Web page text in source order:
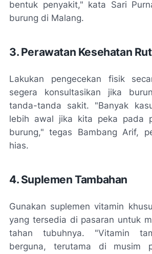
bentuk penyakit," kata Sari
burung di Malang.
3. Perawatan Kesehatan
Lakukan pengecekan fisik
segera konsultasikan jika
tanda-tanda sakit. "Banyak
lebih awal jika kita peka pada
burung," tegas Bambang Arif,
hias.
4. Suplemen Tambahan
Gunakan suplemen vitamin
yang tersedia di pasaran untuk
tahan tubuhnya. "Vitamin
berguna, terutama di musim